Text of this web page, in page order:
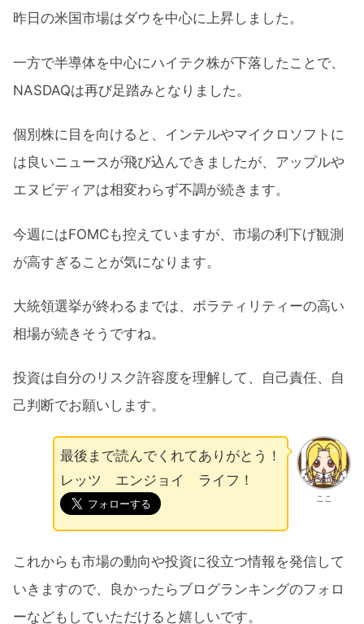
昨日の米国市場はダウを中心に上昇しました。
一方で半導体を中心にハイテク株が下落したことで、
NASDAQは再び足踏みとなりました。
個別株に目を向けると、インテルやマイクロソフトに
は良いニュースが飛び込んできましたが、アップルや
エヌビディアは相変わらず不調が続きます。
今週にはFOMCも控えていますが、市場の利下げ観測
が高すぎることが気になります。
大統領選挙が終わるまでは、ボラティリティーの高い
相場が続きそうですね。
投資は自分のリスク許容度を理解して、自己責任、自
己判断でお願いします。
ここ
最後まで読んでくれてありがとう！
レッツ エンジョイ ライフ！
これからも市場の動向や投資に役立つ情報を発信して
いきますので、良かったらブログランキングのフォロ
ーなどもしていただけると嬉しいです。